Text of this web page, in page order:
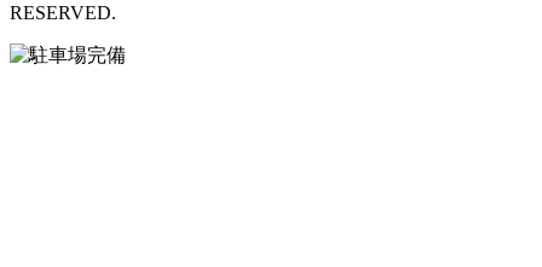
RESERVED.